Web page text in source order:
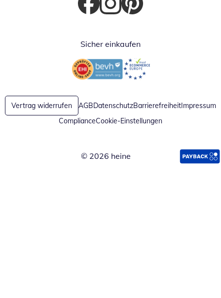
Öffnet in neuem Fenster
Öffnet in neuem Fenster
Öffnet in neuem Fenster
Sicher einkaufen
Öffnet in neuem FensterÖffnet in neuem Fenster
Vertrag widerrufen AGBDatenschutzBarrierefreiheitImpressum
ComplianceCookie-Einstellungen
© 2026 heine